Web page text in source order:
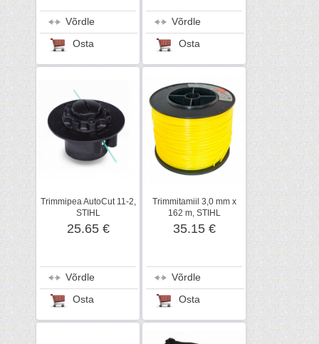
Võrdle
Osta
Võrdle
Osta
Trimmipea AutoCut 11-2,
STIHL
25.65 €
Võrdle
Osta
Trimmitamiil 3,0 mm x
162 m, STIHL
35.15 €
Võrdle
Osta